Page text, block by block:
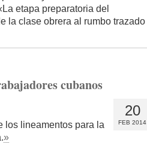
etapa preparatoria del
la clase obrera al rumbo trazado
cubanos
20
FEB 2014
los lineamentos para la
»